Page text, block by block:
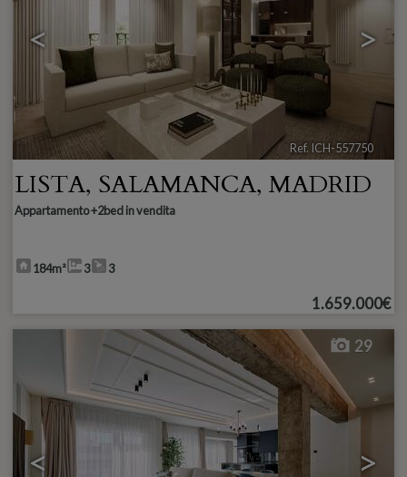
< >
Ref. ICH-557750
LISTA, SALAMANCA, MADRID
Appartamento +2bed in vendita
184m² 3 3
1.659.000€
< >
29